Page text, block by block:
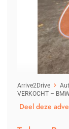
Arrive2Drive
VERKOCHT –
Deel deze